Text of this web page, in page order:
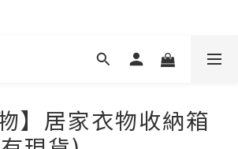
】居家衣物收納箱